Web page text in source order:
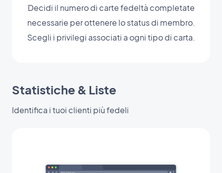
Decidi il numero di carte fedeltà completate
necessarie per ottenere lo status di membro.
Scegli i privilegi associati a ogni tipo di carta.
Statistiche & Liste
Identifica i tuoi clienti più fedeli